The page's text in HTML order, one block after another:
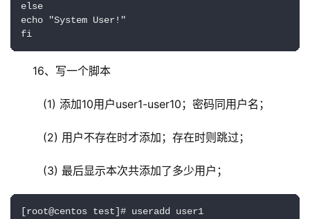
else
echo "System User!"
fi
16、写一个脚本
(1) 添加10用户user1-user10；密码同用户名；
(2) 用户不存在时才添加；存在时则跳过；
(3) 最后显示本次共添加了多少用户；
[root@centos test]# useradd user1